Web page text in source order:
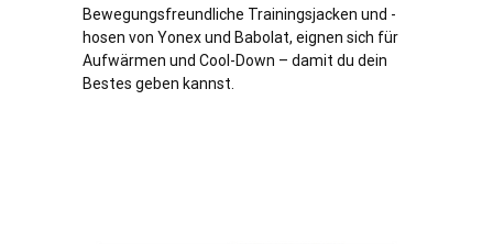
Bewegungsfreundliche Trainingsjacken und -
hosen von Yonex und Babolat, eignen sich für
Aufwärmen und Cool-Down – damit du dein
Bestes geben kannst.